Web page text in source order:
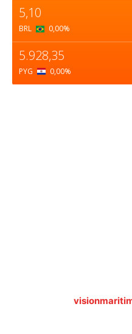
5,10
BRL 0,00%
5.928,35
PYG 0,00%